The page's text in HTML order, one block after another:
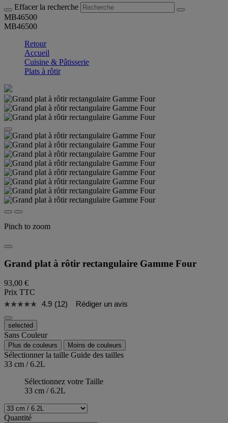
Effacer la recherche
MB46500
MB46500
Retour
Accueil
Cuisine & Pâtisserie
Plats à rôtir
Pinch to zoom
Grand plat à rôtir rectangulaire Gamme Four
93,00 €
Prix TTC
4.9 (12) Rédiger un avis
selected
Sans Couleur
Plus de couleurs Moins de couleurs
Sélectionner la taille Guide des tailles
33 cm / 6.2L
Sélectionnez votre Taille
33 cm / 6.2L
Quantité